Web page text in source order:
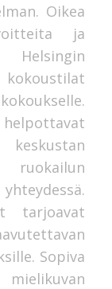
Oikea
ja
Helsingin
tarjoavat
Sopiva